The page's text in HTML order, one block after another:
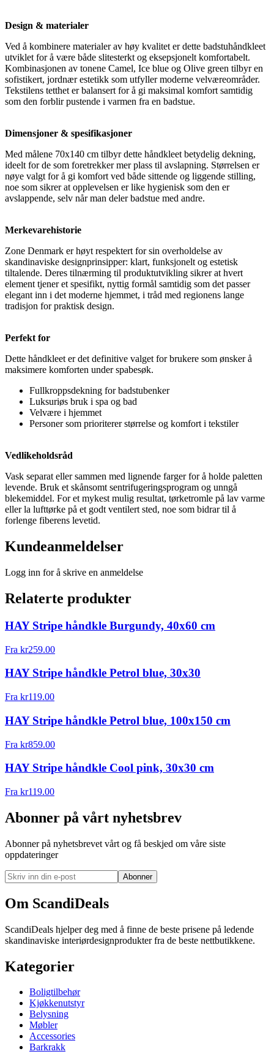
Design & materialer
Ved å kombinere materialer av høy kvalitet er dette badstuhåndkleet
utviklet for å være både slitesterkt og eksepsjonelt komfortabelt.
Kombinasjonen av tonene Camel, Ice blue og Olive green tilbyr en
sofistikert, jordnær estetikk som utfyller moderne velværeområder.
Tekstilens tetthet er balansert for å gi maksimal komfort samtidig
som den forblir pustende i varmen fra en badstue.
Dimensjoner & spesifikasjoner
Med målene 70x140 cm tilbyr dette håndkleet betydelig dekning,
ideelt for de som foretrekker mer plass til avslapning. Størrelsen er
nøye valgt for å gi komfort ved både sittende og liggende stilling,
noe som sikrer at opplevelsen er like hygienisk som den er
avslappende, selv når man deler badstue med andre.
Merkevarehistorie
Zone Denmark er høyt respektert for sin overholdelse av
skandinaviske designprinsipper: klart, funksjonelt og estetisk
tiltalende. Deres tilnærming til produktutvikling sikrer at hvert
element tjener et spesifikt, nyttig formål samtidig som det passer
elegant inn i det moderne hjemmet, i tråd med regionens lange
tradisjon for praktisk design.
Perfekt for
Dette håndkleet er det definitive valget for brukere som ønsker å
maksimere komforten under spabesøk.
Fullkroppsdekning for badstubenker
Luksuriøs bruk i spa og bad
Velvære i hjemmet
Personer som prioriterer størrelse og komfort i tekstiler
Vedlikeholdsråd
Vask separat eller sammen med lignende farger for å holde paletten
levende. Bruk et skånsomt sentrifugeringsprogram og unngå
blekemiddel. For et mykest mulig resultat, tørketromle på lav varme
eller la lufttørke på et godt ventilert sted, noe som bidrar til å
forlenge fiberens levetid.
Kundeanmeldelser
Logg inn for å skrive en anmeldelse
Relaterte produkter
HAY Stripe håndkle Burgundy, 40x60 cm
Fra kr259.00
HAY Stripe håndkle Petrol blue, 30x30
Fra kr119.00
HAY Stripe håndkle Petrol blue, 100x150 cm
Fra kr859.00
HAY Stripe håndkle Cool pink, 30x30 cm
Fra kr119.00
Abonner på vårt nyhetsbrev
Abonner på nyhetsbrevet vårt og få beskjed om våre siste
oppdateringer
Abonner
Om ScandiDeals
ScandiDeals hjelper deg med å finne de beste prisene på ledende
skandinaviske interiørdesignprodukter fra de beste nettbutikkene.
Kategorier
Boligtilbehør
Kjøkkenutstyr
Belysning
Møbler
Accessories
Barkrakk